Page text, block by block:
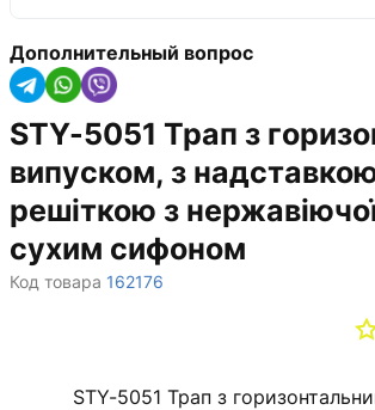
Дополнительный вопрос
STY-5051 Трап з
випуском, з
решіткою з
сухим сифоном
Код товара 162176
STY-5051 Трап з